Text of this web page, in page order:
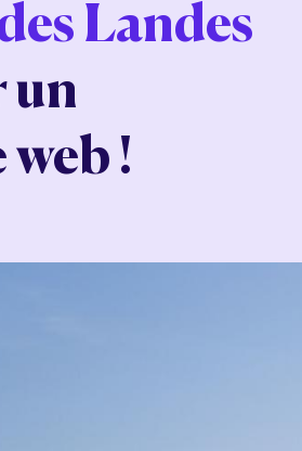
Landes
un
!